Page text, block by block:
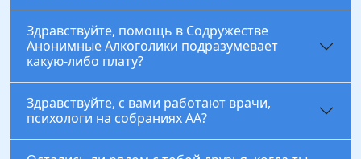
Здравствуйте, помощь в Содружестве
Анонимные Алкоголики подразумевает
какую-либо плату?
Здравствуйте, с вами работают врачи,
психологи на собраниях АА?